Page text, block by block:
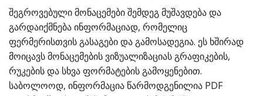
შეგროვებული მონაცემები შემდეგ მუშავდება და
გარდაიქმნება ინფორმაციად, რომელიც
ფერმერისთვის გასაგები და გამოსადეგია. ეს ხშირად
მოიცავს მონაცემების ვიზუალიზაციას გრაფიკების,
რუკების და სხვა ფორმატების გამოყენებით.
საბოლოოდ, ინფორმაცია წარმოდგენილია PDF